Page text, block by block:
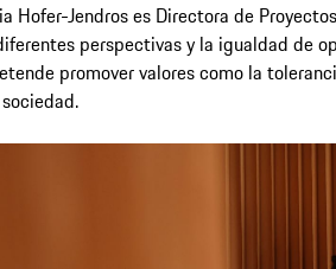
Hofer-Jendros es Directora de
perspectivas y la igualdad de
promover valores como la